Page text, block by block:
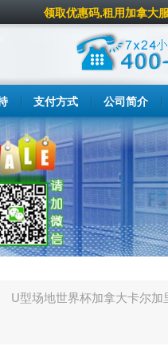
领取优惠码,租用加拿大
支付方式 公司简介
U型场地世界杯加拿大卡尔